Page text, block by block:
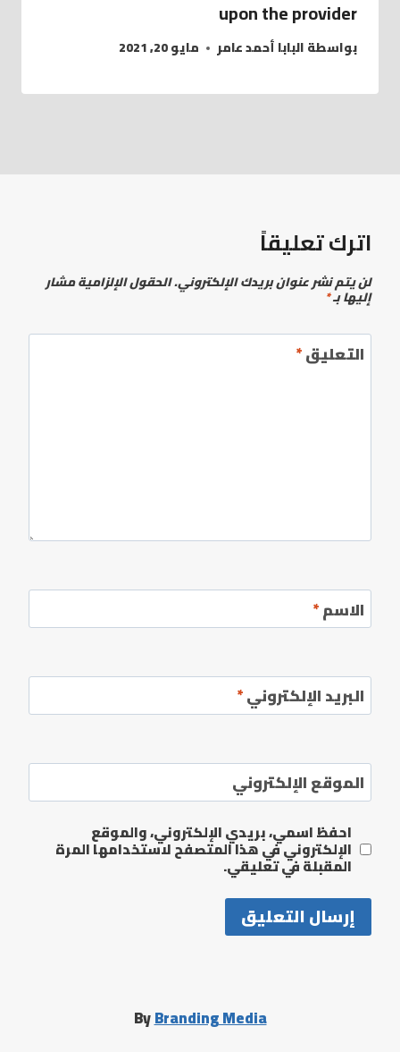
upon the provider
بواسطةالبابا أحمد عامر مايو 20, 2021
اترك تعليقاً
لن يتم نشر عنوان بريدك الإلكتروني.الحقول الإلزامية مشار
إليها بـ*
التعليق*
الاسم*
البريد الإلكتروني*
الموقع الإلكتروني
احفظ اسمي، بريدي الإلكتروني، والموقع
الإلكتروني في هذا المتصفح لاستخدامها المرة
المقبلة في تعليقي.
ByBranding Media